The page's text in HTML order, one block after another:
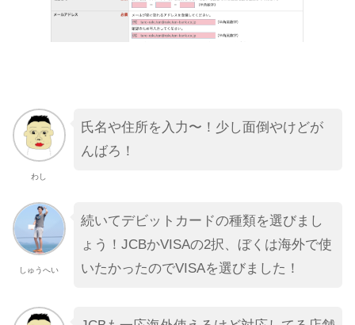
わし
氏名や住所を入力〜！少し面倒やけどが
んばろ！
しゅうへい
続いてデビットカードの種類を選びまし
ょう！JCBかVISAの2択、ぼくは海外で使
いたかったのでVISAを選びました！